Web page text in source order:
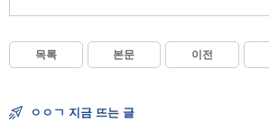
목록 본문 이전
ㅇㅇㄱ 지금 뜨는 글